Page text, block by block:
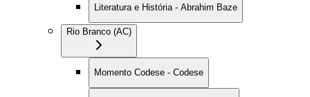
Literatura e História - Abrahim Baze
Rio Branco (AC)
Momento Codese - Codese